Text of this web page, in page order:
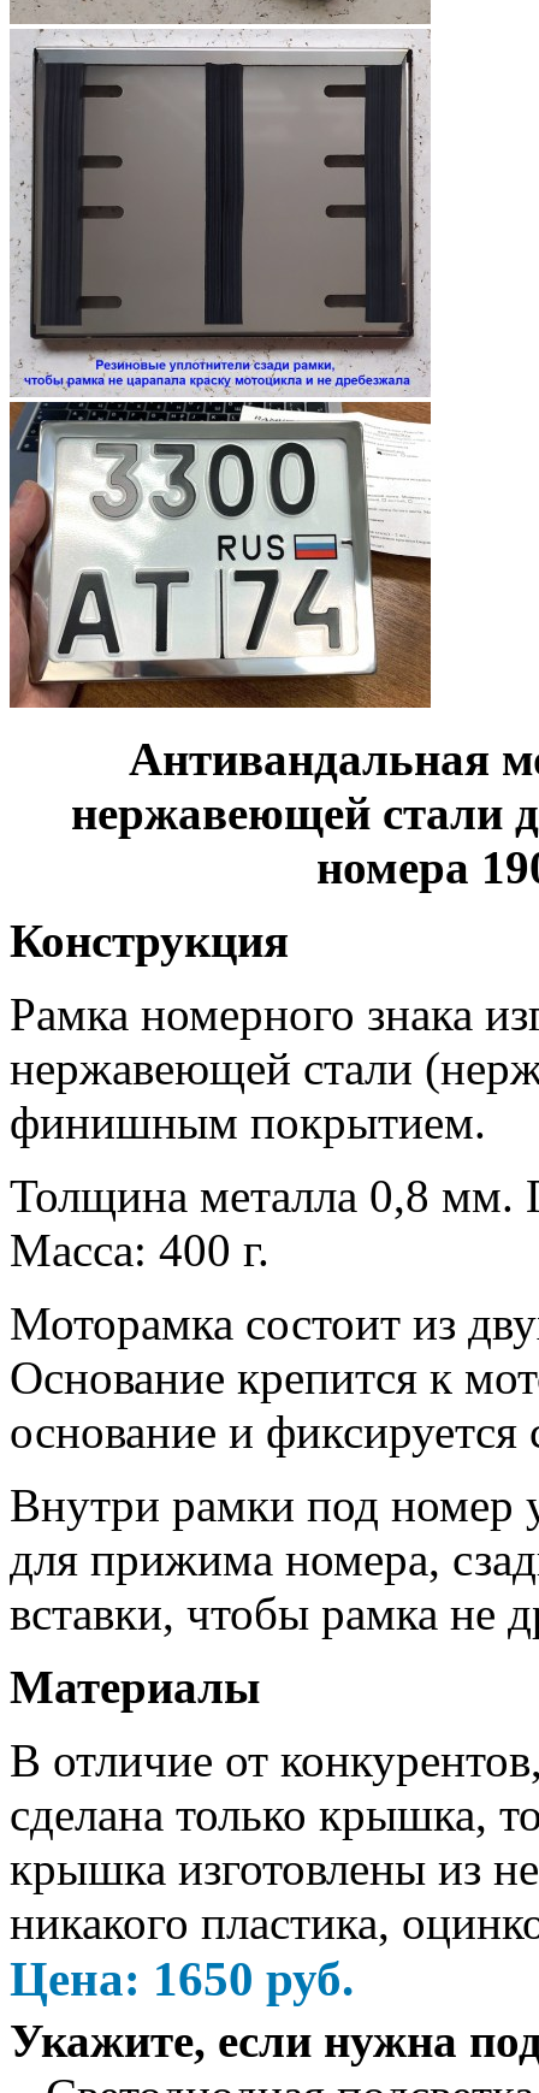
Антивандальная
нержавеющей стали
номера
Конструкция
Рамка номерного знака
нержавеющей стали
финишным покрытием.
Толщина металла 0,8 мм.
Масса: 400 г.
Моторамка состоит из
Основание крепится к
основание и
Внутри рамки под номер
для прижима номера,
вставки, чтобы рамка не
Материалы
В отличие от
сделана только крышка,
крышка изготовлены из
никакого пластика,
Цена: 1650 руб.
Укажите, если нужна